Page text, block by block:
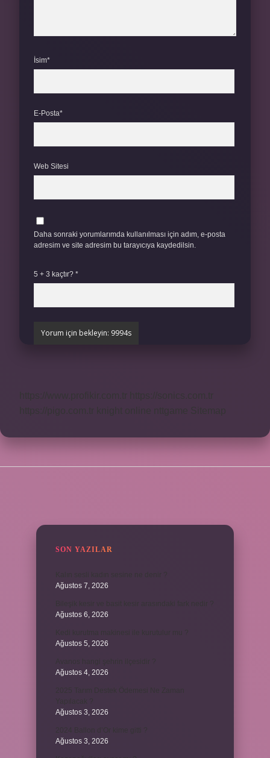
İsim*
E-Posta*
Web Sitesi
Daha sonraki yorumlarımda kullanılması için adım, e-posta
adresim ve site adresim bu tarayıcıya kaydedilsin.
5 + 3 kaçtır? *
SON YAZILAR
Ağustos 7, 2026
Ağustos 6, 2026
Ağustos 5, 2026
Ağustos 4, 2026
Ağustos 3, 2026
Ağustos 3, 2026